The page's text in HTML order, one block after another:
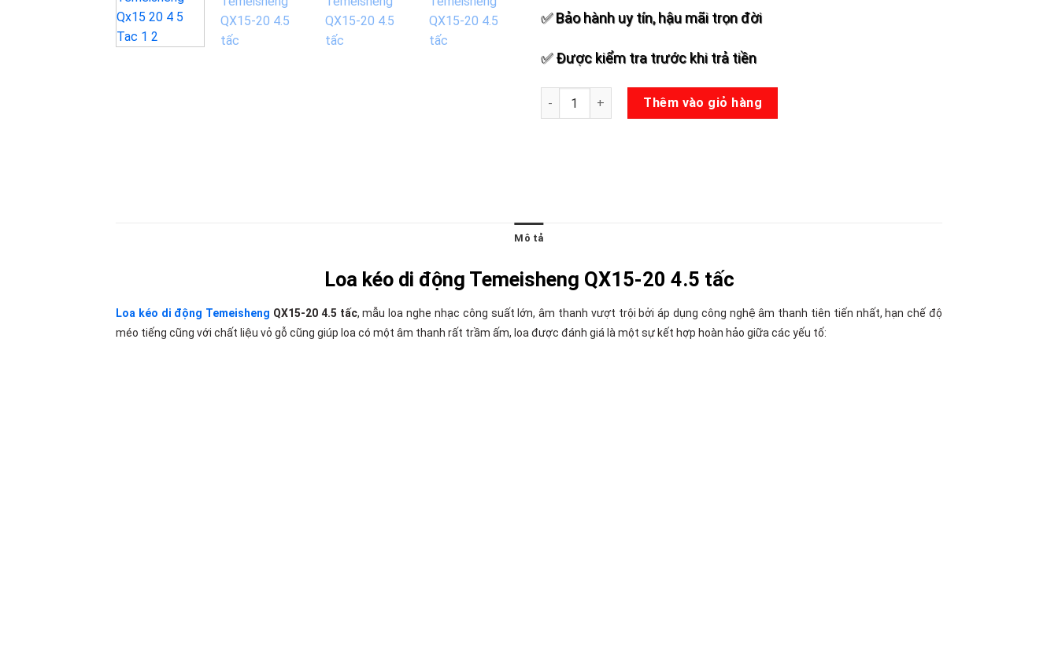
✅ Bảo hành uy tín, hậu mãi trọn đời
✅ Được kiểm tra trước khi trả tiền
Loa kéo Temeisheng QX15-20 số lượng
Thêm vào giỏ hàng
Mô tả
Loa kéo di động Temeisheng QX15-20 4.5 tấc
Loa kéo di động Temeisheng QX15-20 4.5 tấc, mẫu loa nghe nhạc công suất lớn, âm thanh vượt trội bởi áp dụng công nghệ âm thanh tiên tiến nhất, hạn chế độ
méo tiếng cũng với chất liệu vỏ gỗ cũng giúp loa có một âm thanh rất trầm ấm, loa được đánh giá là một sự kết hợp hoàn hảo giữa các yếu tố: